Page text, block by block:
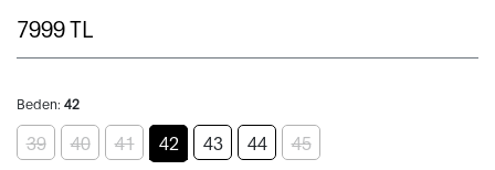
7999TL
Beden: 42
39 40 41 42 43 44 45